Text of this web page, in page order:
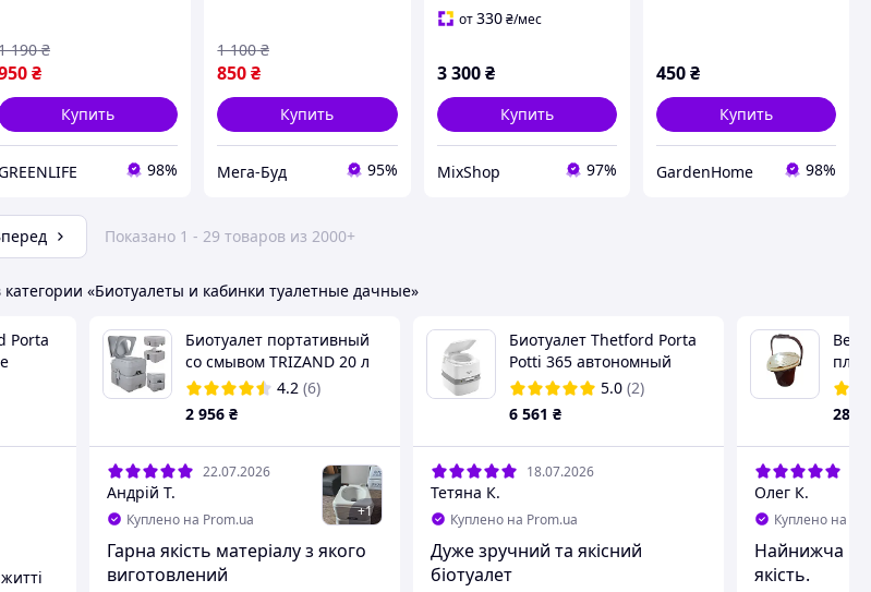
₴
190 ₴
Купить
98%
850₴
1 100 ₴
Купить
Мега-Буд 95%
от330 ₴/мес
3 300 ₴
Купить
MixShop 97%
450₴
Купить
GardenHome 98%
Показано 1 - 29 товаров из 2000+
категории «Биотуалеты и кабинки туалетные дачные»
Porta
Биотуалет портативный
со смывом TRIZAND 20 л
4.2 (6)
2 956 ₴
22.07.2026
Андрій Т.
Куплено на Prom.ua +1
Гарна якість матеріалу з якого
виготовлений
Биотуалет Thetford Porta
Potti 365 автономный
мобильный туалет белый
5.0 (2)
6 561 ₴
18.07.2026
Тетяна К.
Куплено на Prom.ua
Дуже зручний та якісний
біотуалет
280
Олег К.
Куплено на
Найнижча
якість.